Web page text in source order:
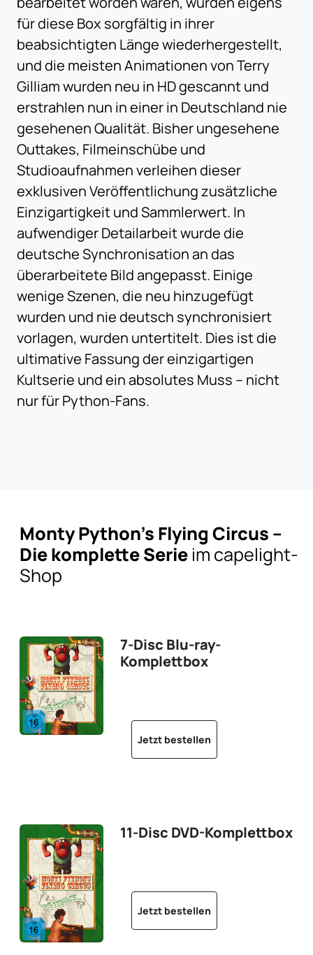
für diese Box sorgfältig in ihrer
beabsichtigten Länge wiederhergestellt,
und die meisten Animationen von Terry
Gilliam wurden neu in HD gescannt und
erstrahlen nun in einer in Deutschland nie
gesehenen Qualität. Bisher ungesehene
Outtakes, Filmeinschübe und
Studioaufnahmen verleihen dieser
exklusiven Veröffentlichung zusätzliche
Einzigartigkeit und Sammlerwert. In
aufwendiger Detailarbeit wurde die
deutsche Synchronisation an das
überarbeitete Bild angepasst. Einige
wenige Szenen, die neu hinzugefügt
wurden und nie deutsch synchronisiert
vorlagen, wurden untertitelt. Dies ist die
ultimative Fassung der einzigartigen
Kultserie und ein absolutes Muss – nicht
nur für Python-Fans.
Monty Python’s Flying Circus –
Die komplette Serie im capelight-
Shop
7-Disc Blu-ray-
Komplettbox
Jetzt bestellen
11-Disc DVD-Komplettbox
Jetzt bestellen